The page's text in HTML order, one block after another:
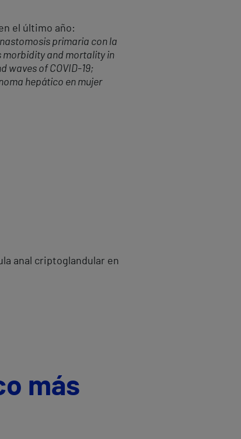
el último año:
primaria con la
morbidity and mortality in
waves of COVID-19;
hepático en mujer
anal criptoglandular en
más